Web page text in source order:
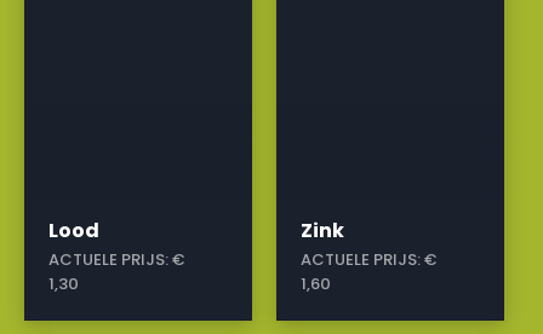
Lood
ACTUELE PRIJS:€
1,30
Zink
ACTUELE PRIJS:€
1,60